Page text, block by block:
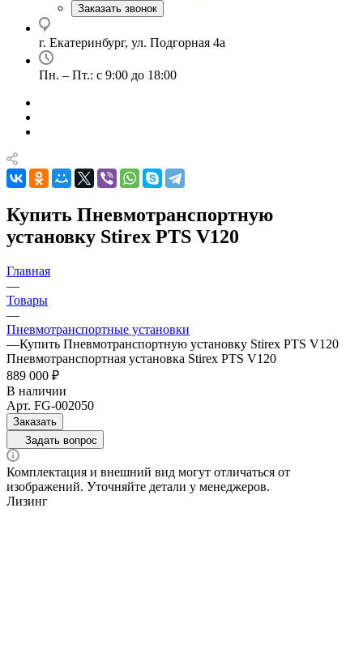
Заказать звонок
г. Екатеринбург, ул. Подгорная 4а
Пн. – Пт.: с 9:00 до 18:00
Купить Пневмотранспортную
установку Stirex PTS V120
Главная
—
Товары
—
Пневмотранспортные установки
—Купить Пневмотранспортную установку Stirex PTS V120
Пневмотранспортная установка Stirex PTS V120
889 000 ₽
В наличии
Арт. FG-002050
Заказать
Задать вопрос
Комплектация и внешний вид могут отличаться от
изображений. Уточняйте детали у менеджеров.
Лизинг